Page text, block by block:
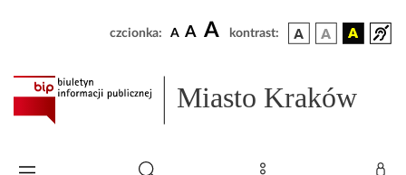
czcionka: A A A kontrast:
Miasto Kraków